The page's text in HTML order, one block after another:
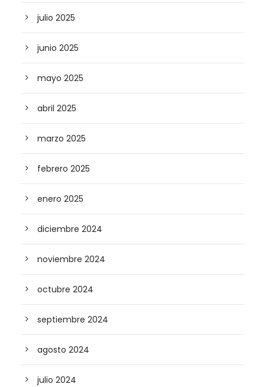
julio 2025
junio 2025
mayo 2025
abril 2025
marzo 2025
febrero 2025
enero 2025
diciembre 2024
noviembre 2024
octubre 2024
septiembre 2024
agosto 2024
julio 2024